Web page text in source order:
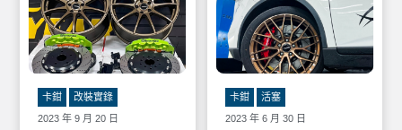
2023 年 9 月 20 日
卡鉗 改裝實錄
2023 年 6 月 30 日
卡鉗 活塞